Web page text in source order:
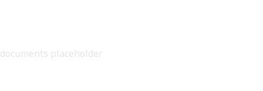
documents placeholder